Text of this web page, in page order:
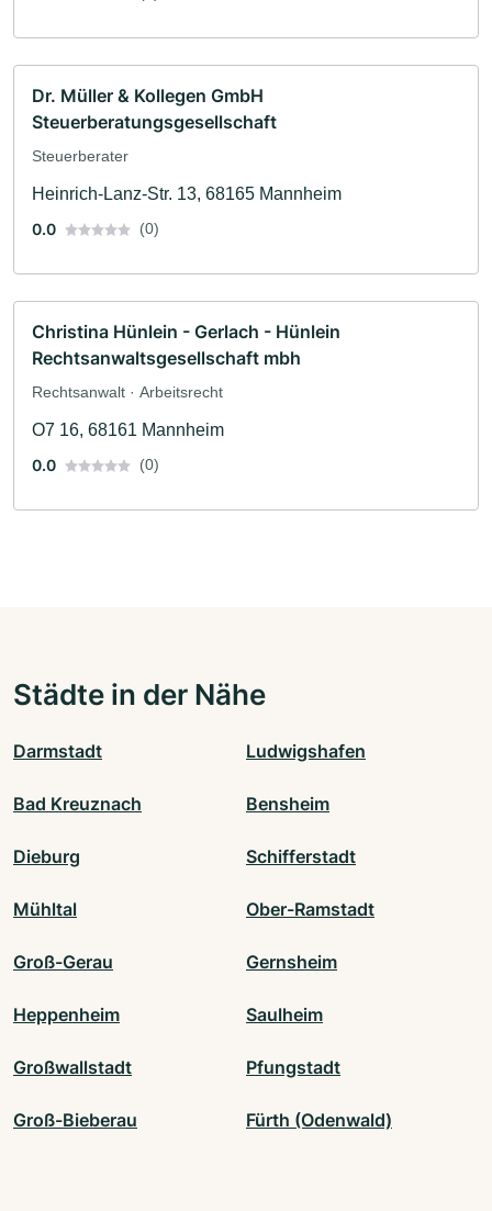
Dr. Müller & Kollegen GmbH
Steuerberatungsgesellschaft
Steuerberater
Heinrich-Lanz-Str. 13, 68165 Mannheim
0.0
(0)
Christina Hünlein - Gerlach - Hünlein
Rechtsanwaltsgesellschaft mbh
Rechtsanwalt · Arbeitsrecht
O7 16, 68161 Mannheim
0.0
(0)
Städte in der Nähe
Darmstadt Ludwigshafen
Bad Kreuznach Bensheim
Dieburg Schifferstadt
Mühltal Ober-Ramstadt
Groß-Gerau Gernsheim
Heppenheim Saulheim
Großwallstadt Pfungstadt
Groß-Bieberau Fürth (Odenwald)